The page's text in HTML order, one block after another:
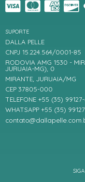
SUPORTE
DALLA PELLE
CNPJ 15.224.564/0001-85
RODOVIA AMG 1530 -
JURUAIA-MG), 0
MIRANTE, JURUAIA/MG
CEP 37805-000
TELEFONE +55 (35)
WHATSAPP +55 (35)